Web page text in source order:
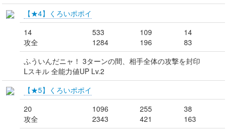
【★4】くろいポポイ
14
攻全
533
1284
109
196
14
83
ふういんだニャ！ 3ターンの間、相手全体の攻撃を封印
Lスキル 全能力値UP Lv.2
【★5】くろいポポイ
20
攻全
1096
2343
255
421
38
163